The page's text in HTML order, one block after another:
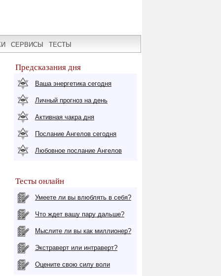
СЕРВИСЫ ТЕСТЫ
Предсказания дня
Ваша энергетика сегодня
Личный прогноз на день
Активная чакра дня
Послание Ангелов сегодня
Любовное послание Ангелов
Тесты онлайн
Умеете ли вы влюблять в себя?
Что ждет вашу пару дальше?
Мыслите ли вы как миллионер?
Экстраверт или интраверт?
Оцените свою силу воли